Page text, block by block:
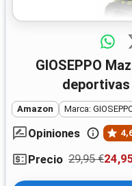
GIOSEPPO Mazatlan 37 EU: Chanclas
Amazon Marca:
Opiniones
Precio 29,95 €